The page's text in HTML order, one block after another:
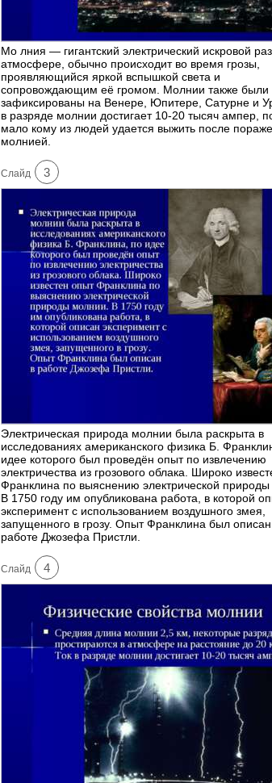
Мо лния — гигантский электрический искровой
атмосфере, обычно происходит во время грозы,
проявляющийся яркой вспышкой света и
сопровождающим её громом. Молнии также были
зафиксированы на Венере, Юпитере, Сатурне и
в разряде молнии достигает 10-20 тысяч ампер,
мало кому из людей удается выжить после
молнией.
Cлайд 3
Электрическая природа молнии была раскрыта в
исследованиях американского физика Б.
идее которого был проведён опыт по извлечению
электричества из грозового облака. Широко
Франклина по выяснению электрической
В 1750 году им опубликована работа, в которой
эксперимент с использованием воздушного змея,
запущенного в грозу. Опыт Франклина был
работе Джозефа Пристли.
Cлайд 4